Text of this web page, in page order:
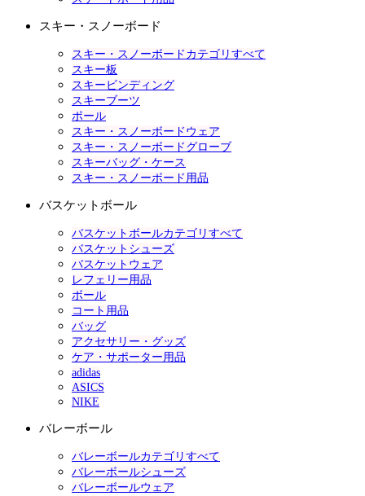
スキー・スノーボード
スキー・スノーボードカテゴリすべて
スキー板
スキービンディング
スキーブーツ
ポール
スキー・スノーボードウェア
スキー・スノーボードグローブ
スキーバッグ・ケース
スキー・スノーボード用品
バスケットボール
バスケットボールカテゴリすべて
バスケットシューズ
バスケットウェア
レフェリー用品
ボール
コート用品
バッグ
アクセサリー・グッズ
ケア・サポーター用品
adidas
ASICS
NIKE
バレーボール
バレーボールカテゴリすべて
バレーボールシューズ
バレーボールウェア